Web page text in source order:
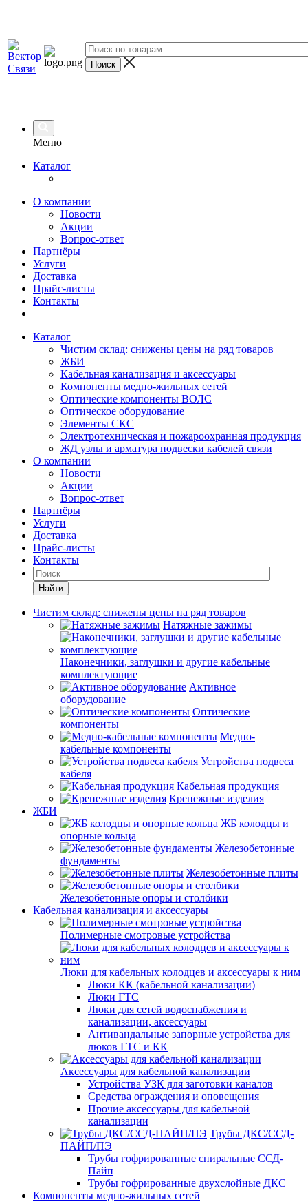
Меню
Каталог
О компании
Новости
Акции
Вопрос-ответ
Партнёры
Услуги
Доставка
Прайс-листы
Контакты
Каталог
Чистим склад: снижены цены на ряд товаров
ЖБИ
Кабельная канализация и аксессуары
Компоненты медно-жильных сетей
Оптические компоненты ВОЛС
Оптическое оборудование
Элементы СКС
Электротехническая и пожароохранная продукция
ЖД узлы и арматура подвески кабелей связи
О компании
Новости
Акции
Вопрос-ответ
Партнёры
Услуги
Доставка
Прайс-листы
Контакты
Найти
Чистим склад: снижены цены на ряд товаров
Натяжные зажимы
Наконечники, заглушки и другие кабельные
комплектующие
Активное
оборудование
Оптические
компоненты
Медно-
кабельные компоненты
Устройства подвеса
кабеля
Кабельная продукция
Крепежные изделия
ЖБИ
ЖБ колодцы и
опорные кольца
Железобетонные
фундаменты
Железобетонные плиты
Железобетонные опоры и столбики
Кабельная канализация и аксессуары
Полимерные смотровые устройства
Люки для кабельных колодцев и аксессуары к ним
Люки КК (кабельной канализации)
Люки ГТС
Люки для сетей водоснабжения и
канализации, аксессуары
Антивандальные запорные устройства для
люков ГТС и КК
Аксессуары для кабельной канализации
Устройства УЗК для заготовки каналов
Средства ограждения и оповещения
Прочие аксессуары для кабельной
канализации
Трубы ДКС/ССД-
ПАЙП/ПЭ
Трубы гофрированные спиральные ССД-
Пайп
Трубы гофрированные двухслойные ДКС
Компоненты медно-жильных сетей